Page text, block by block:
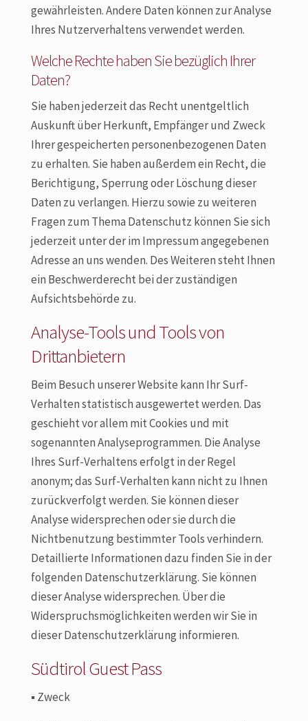
gewährleisten. Andere Daten können zur Analyse
Ihres Nutzerverhaltens verwendet werden.
Welche Rechte haben Sie bezüglich Ihrer
Daten?
Sie haben jederzeit das Recht unentgeltlich
Auskunft über Herkunft, Empfänger und Zweck
Ihrer gespeicherten personenbezogenen Daten
zu erhalten. Sie haben außerdem ein Recht, die
Berichtigung, Sperrung oder Löschung dieser
Daten zu verlangen. Hierzu sowie zu weiteren
Fragen zum Thema Datenschutz können Sie sich
jederzeit unter der im Impressum angegebenen
Adresse an uns wenden. Des Weiteren steht Ihnen
ein Beschwerderecht bei der zuständigen
Aufsichtsbehörde zu.
Analyse-Tools und Tools von
Drittanbietern
Beim Besuch unserer Website kann Ihr Surf-
Verhalten statistisch ausgewertet werden. Das
geschieht vor allem mit Cookies und mit
sogenannten Analyseprogrammen. Die Analyse
Ihres Surf-Verhaltens erfolgt in der Regel
anonym; das Surf-Verhalten kann nicht zu Ihnen
zurückverfolgt werden. Sie können dieser
Analyse widersprechen oder sie durch die
Nichtbenutzung bestimmter Tools verhindern.
Detaillierte Informationen dazu finden Sie in der
folgenden Datenschutzerklärung. Sie können
dieser Analyse widersprechen. Über die
Widerspruchsmöglichkeiten werden wir Sie in
dieser Datenschutzerklärung informieren.
Südtirol Guest Pass
▪ Zweck